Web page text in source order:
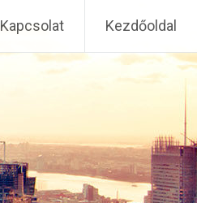
Kapcsolat Kezdőoldal